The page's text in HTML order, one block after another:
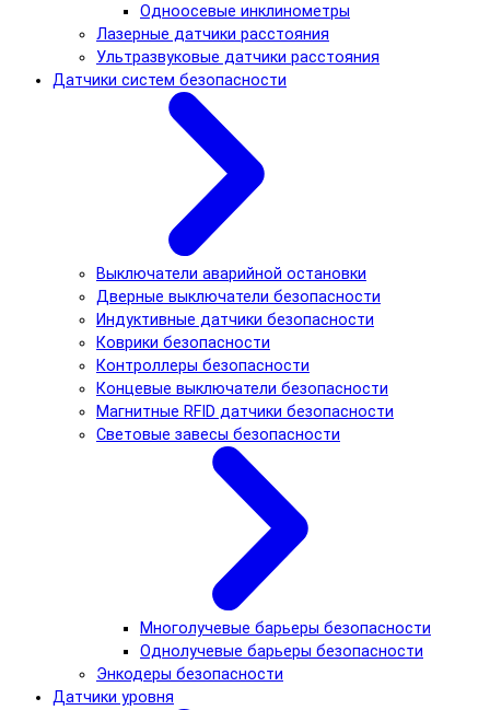
Одноосевые инклинометры
Лазерные датчики расстояния
Ультразвуковые датчики расстояния
Датчики систем безопасности
Выключатели аварийной остановки
Дверные выключатели безопасности
Индуктивные датчики безопасности
Коврики безопасности
Контроллеры безопасности
Концевые выключатели безопасности
Магнитные RFID датчики безопасности
Световые завесы безопасности
Многолучевые барьеры безопасности
Однолучевые барьеры безопасности
Энкодеры безопасности
Датчики уровня